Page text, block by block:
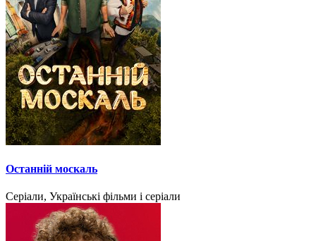
Останній москаль
Серіали, Українські фільми і серіали